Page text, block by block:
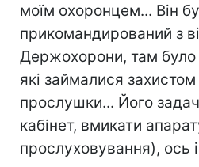
моїм охоронцем... Він
прикомандирований з
Держохорони, там було
які займалися
прослушки... Його
кабінет, вмикати
прослуховування), ось